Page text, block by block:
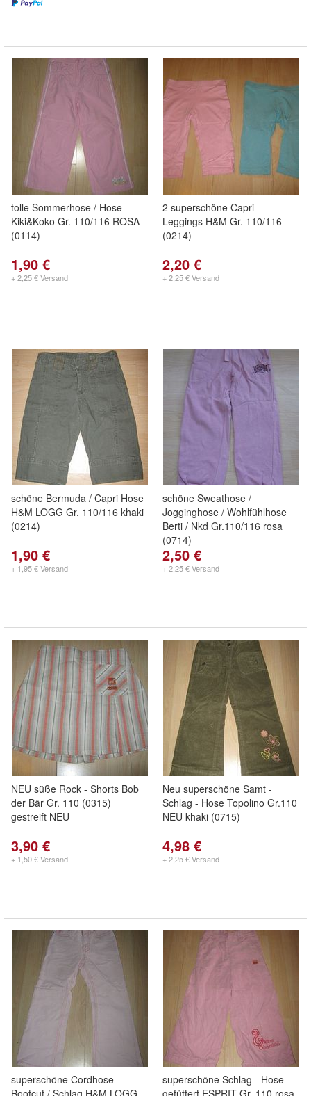
tolle Sommerhose / Hose
Kiki&Koko Gr. 110/116 ROSA
(0114)
1,90 €
+ 2,25 € Versand
2 superschöne Capri -
Leggings H&M Gr. 110/116
(0214)
2,20 €
+ 2,25 € Versand
schöne Bermuda / Capri Hose
H&M LOGG Gr. 110/116 khaki
(0214)
1,90 €
+ 1,95 € Versand
schöne Sweathose /
Jogginghose / Wohlfühlhose
Berti / Nkd Gr.110/116 rosa
(0714)
2,50 €
+ 2,25 € Versand
NEU süße Rock - Shorts Bob
der Bär Gr. 110 (0315)
gestreift NEU
3,90 €
+ 1,50 € Versand
Neu superschöne Samt -
Schlag - Hose Topolino Gr.110
NEU khaki (0715)
4,98 €
+ 2,25 € Versand
superschöne Cordhose
Bootcut / Schlag H&M LOGG
superschöne Schlag - Hose
gefüttert ESPRIT Gr. 110 rosa